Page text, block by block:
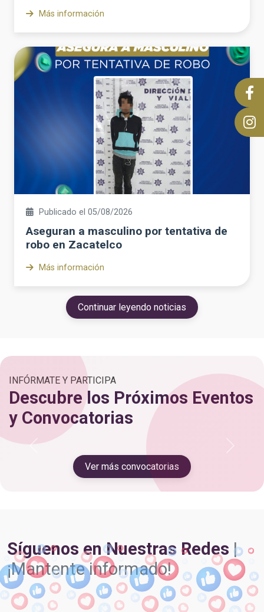
Más información
Publicado el 05/08/2026
Aseguran a masculino por tentativa de
robo en Zacatelco
Más información
Continuar leyendo noticias
INFÓRMATE Y PARTICIPA
Descubre los Próximos Eventos
y Convocatorias
Ver más convocatorias
Síguenos en Nuestras Redes |
¡Mantente informado!